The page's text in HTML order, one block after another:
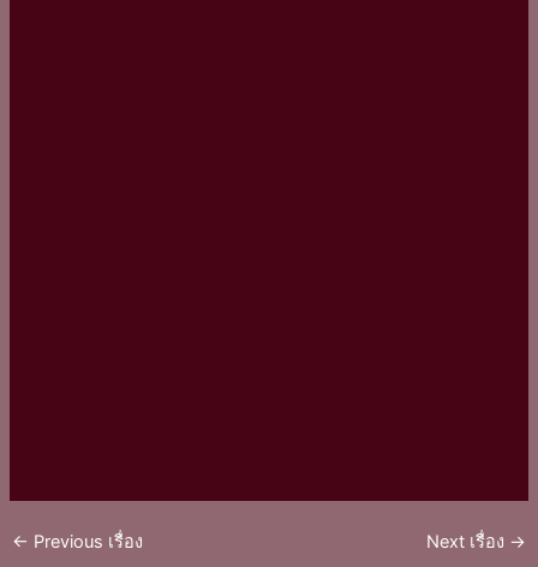
← Previous เรื่อง Next เรื่อง →